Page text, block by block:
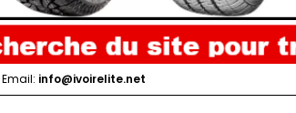
Email: info@ivoirelite.net